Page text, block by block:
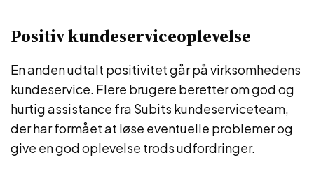
Positiv kundeserviceoplevelse
En anden udtalt positivitet går på virksomhedens
kundeservice. Flere brugere beretter om god og
hurtig assistance fra Subits kundeserviceteam,
der har formået at løse eventuelle problemer og
give en god oplevelse trods udfordringer.